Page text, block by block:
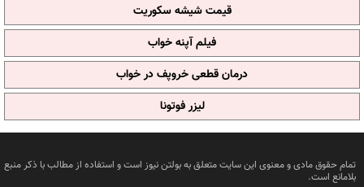
قیمت شیشه سکوریت
فیلم آپنه خواب
درمان قطعی خروپف در خواب
لیزر فوتونا
تمام حقوق مادی و معنوی این سایت متعلق به بولتن نیوز است و استفاده از مطالب با ذکر منبع
بلامانع است.